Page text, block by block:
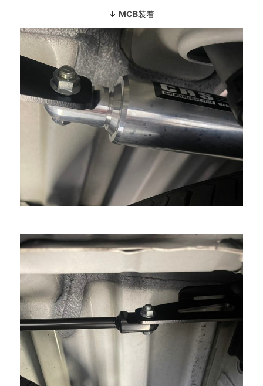
↓ MCB装着